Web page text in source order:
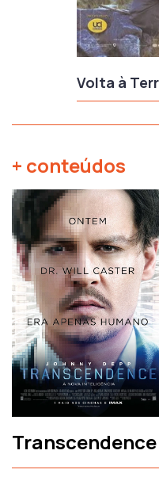
Volta à
+ conteúdos
Transcendence